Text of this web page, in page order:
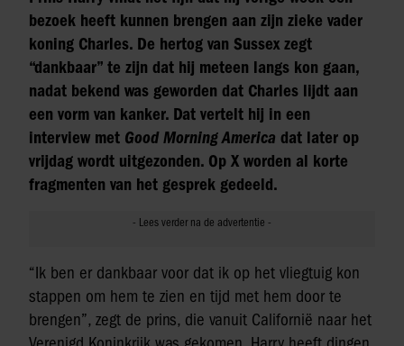
bezoek heeft kunnen brengen aan zijn zieke vader
koning Charles. De hertog van Sussex zegt
“dankbaar” te zijn dat hij meteen langs kon gaan,
nadat bekend was geworden dat Charles lijdt aan
een vorm van kanker. Dat vertelt hij in een
interview met Good Morning America dat later op
vrijdag wordt uitgezonden. Op X worden al korte
fragmenten van het gesprek gedeeld.
“Ik ben er dankbaar voor dat ik op het vliegtuig kon
stappen om hem te zien en tijd met hem door te
brengen”, zegt de prins, die vanuit Californië naar het